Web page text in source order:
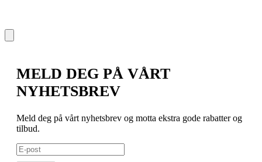
MELD DEG PÅ VÅRT
NYHETSBREV
Meld deg på vårt nyhetsbrev og motta ekstra gode rabatter og
tilbud.